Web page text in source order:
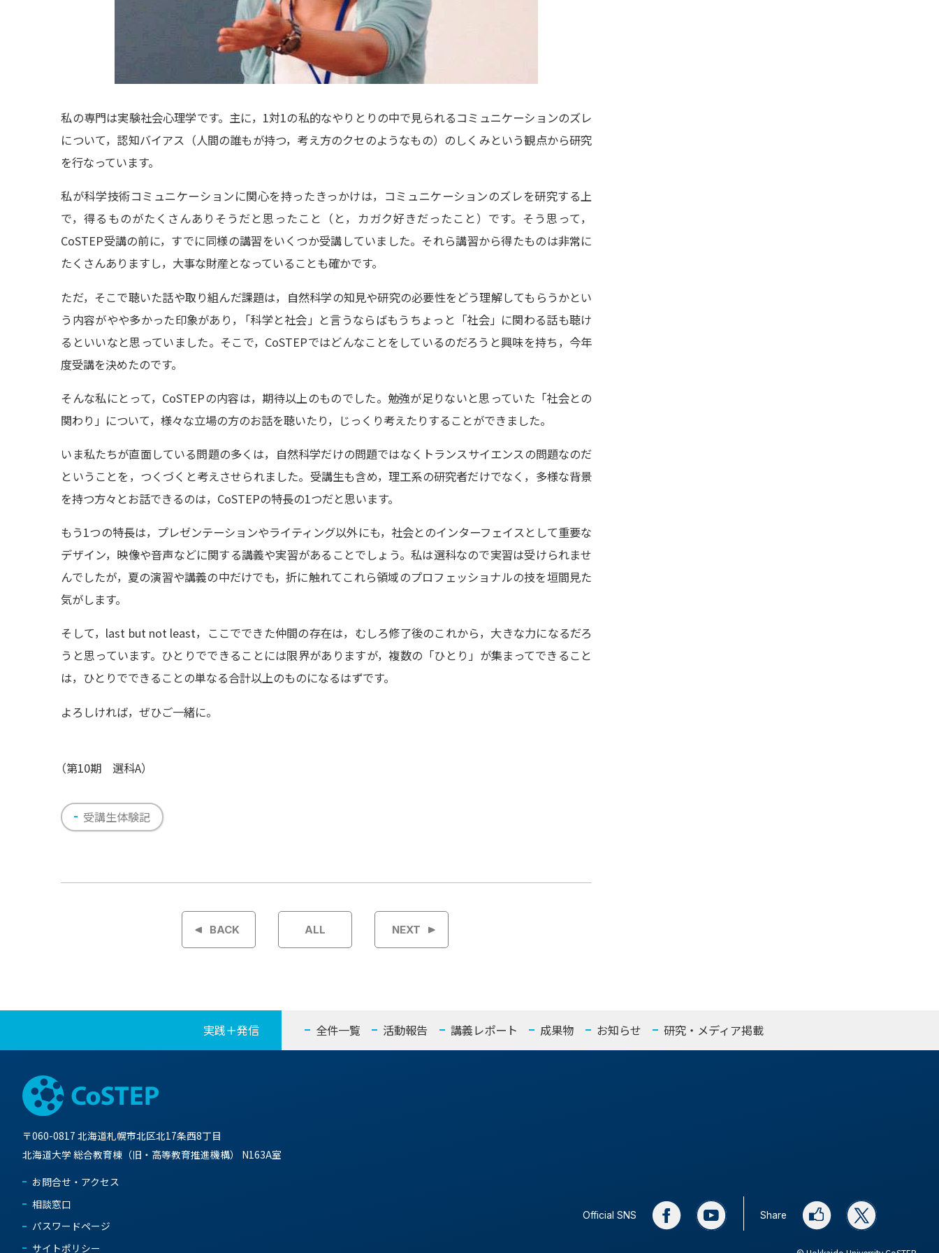
私の専門は実験社会心理学です。主に，1対1の私的なやりとりの中で見られるコミュニケーションのズレ
について，認知バイアス（人間の誰もが持つ，考え方のクセのようなもの）のしくみという観点から研究
を行なっています。
私が科学技術コミュニケーションに関心を持ったきっかけは，コミュニケーションのズレを研究する上
で，得るものがたくさんありそうだと思ったこと（と，カガク好きだったこと）です。そう思って，
CoSTEP受講の前に，すでに同様の講習をいくつか受講していました。それら講習から得たものは非常に
たくさんありますし，大事な財産となっていることも確かです。
ただ，そこで聴いた話や取り組んだ課題は，自然科学の知見や研究の必要性をどう理解してもらうかとい
う内容がやや多かった印象があり ，
「科学と社会」と言うならばもうちょっと「社会」に関わる話も聴け
るといいなと思っていました。そこで，CoSTEPではどんなことをしているのだろうと興味を持ち，今年
度受講を決めたのです。
そんな私にとって，CoSTEPの内容は，期待以上のものでした。勉強が足りないと思っていた「社会との
関わり」について，様々な立場の方のお話を聴いたり，じっくり考えたりすることができました。
いま私たちが直面している問題の多くは，自然科学だけの問題ではなくトランスサイエンスの問題なのだ
ということを，つくづくと考えさせられました。受講生も含め，理工系の研究者だけでなく，多様な背景
を持つ方々とお話できるのは，CoSTEPの特長の1つだと思います。
もう1つの特長は，プレゼンテーションやライティング以外にも，社会とのインターフェイスとして重要な
デザイン，映像や音声などに関する講義や実習があることでしょう。私は選科なので実習は受けられませ
んでしたが，夏の演習や講義の中だけでも，折に触れてこれら領域のプロフェッショナルの技を垣間見た
気がします。
そして，last but not least，ここでできた仲間の存在は，むしろ修了後のこれから，大きな力になるだろ
うと思っています。ひとりでできることには限界がありますが，複数の「ひとり」が集まってできること
は，ひとりでできることの単なる合計以上のものになるはずです。
よろしければ，ぜひご一緒に。
（第10期 選科A）
受講生体験記
投
ゲ
ー
シ
ョ
ン
BACK ALL NEXT
実践＋発信 全件一覧 活動報告 講義レポート 成果物 お知らせ 研究・メディア掲載
〒060-0817 北海道札幌市北区北17条西8丁目
北海道大学 総合教育棟（旧・高等教育推進機構） N163A室
お問合せ・アクセス
相談窓口
パスワードページ
サイトポリシー
Official SNS Share